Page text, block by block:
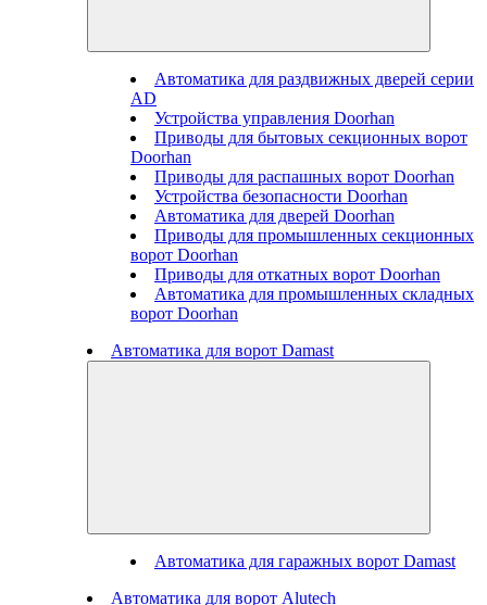
Автоматика для раздвижных дверей серии
AD
Устройства управления Doorhan
Приводы для бытовых секционных ворот
Doorhan
Приводы для распашных ворот Doorhan
Устройства безопасности Doorhan
Автоматика для дверей Doorhan
Приводы для промышленных секционных
ворот Doorhan
Приводы для откатных ворот Doorhan
Автоматика для промышленных складных
ворот Doorhan
Автоматика для ворот Damast
Автоматика для гаражных ворот Damast
Автоматика для ворот Alutech